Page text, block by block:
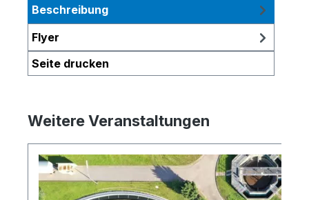
Beschreibung
Flyer
Seite drucken
Weitere Veranstaltungen